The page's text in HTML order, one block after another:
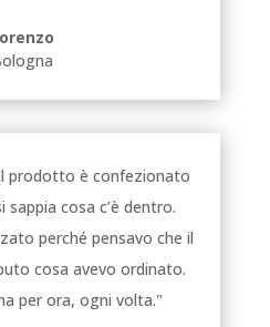
prodotto è confezionato
cosa c’è dentro.
perché pensavo che il
cosa avevo ordinato.
per ora, ogni volta."